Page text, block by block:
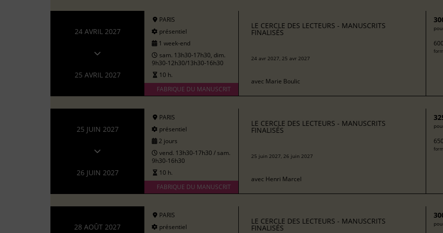
24 AVRIL 2027
25 AVRIL 2027
PARIS
présentiel
1 week-end
sam. 13h30-17h30, dim.
9h30-12h30/13h30-16h30
10 h.
FABRIQUE DU MANUSCRIT
LE CERCLE DES LECTEURS - MANUSCRITS
FINALISÉS
24 avr 2027, 25 avr 2027
avec Marie Boulic
25 JUIN 2027
26 JUIN 2027
PARIS
présentiel
2 jours
vend. 13h30-17h30 / sam.
9h30-16h30
10 h.
FABRIQUE DU MANUSCRIT
LE CERCLE DES LECTEURS - MANUSCRITS
FINALISÉS
25 juin 2027, 26 juin 2027
avec Henri Marcel
28 AOÛT 2027
PARIS
présentiel
LE CERCLE DES LECTEURS - MANUSCRITS
FINALISÉS